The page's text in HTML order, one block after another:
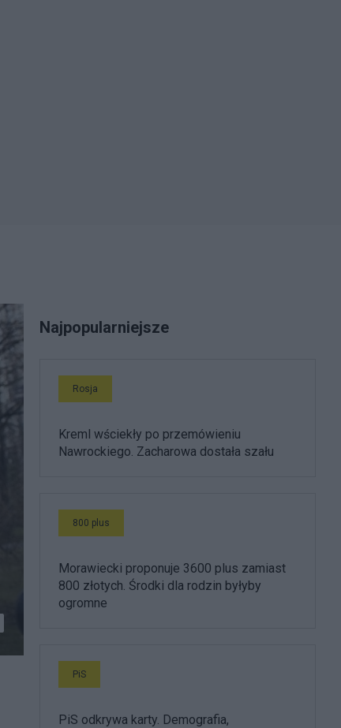
Najpopularniejsze
Rosja
Kreml wściekły po przemówieniu
Nawrockiego. Zacharowa dostała szału
800 plus
Morawiecki proponuje 3600 plus zamiast
800 złotych. Środki dla rodzin byłyby
ogromne
PiS
PiS odkrywa karty. Demografia,